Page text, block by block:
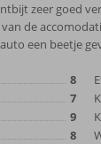
zeer goed
de
een beetje
8
7
9
8